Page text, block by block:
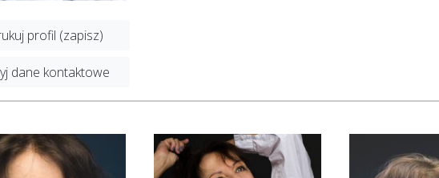
profil (zapisz)
dane kontaktowe